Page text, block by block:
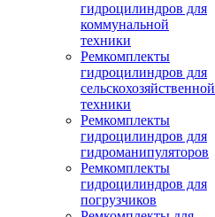
гидроцилиндров для
коммунальной
техники
Ремкомплекты
гидроцилиндров для
сельскохозяйственной
техники
Ремкомплекты
гидроцилиндров для
гидроманипуляторов
Ремкомплекты
гидроцилиндров для
погрузчиков